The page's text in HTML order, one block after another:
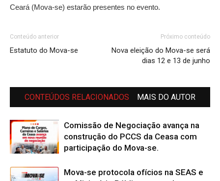
Ceará (Mova-se) estarão presentes no evento.
Conteúdo anterior
Estatuto do Mova-se
Próximo conteúdo
Nova eleição do Mova-se será
dias 12 e 13 de junho
CONTEÚDOS RELACIONADOS MAIS DO AUTOR
Comissão de Negociação avança na
construção do PCCS da Ceasa com
participação do Mova-se.
Mova-se protocola ofícios na SEAS e